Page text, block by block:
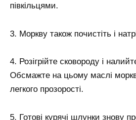
півкільцями.
3. Моркву також почистіть і
4. Розігрійте сковороду і
Обсмажте на цьому маслі
легкого прозорості.
5. Готові курячі шлунки знову